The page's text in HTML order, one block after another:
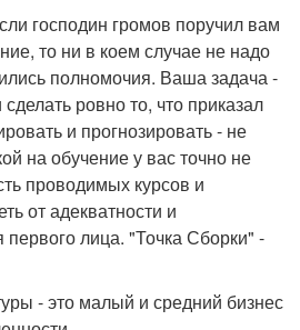
господин громов поручил вам
то ни в коем случае не надо
полномочия. Ваша задача -
ровно то, что приказал
и прогнозировать - не
на обучение у вас точно не
проводимых курсов и
от адекватности и
первого лица. "Точка Сборки" -
- это малый и средний бизнес